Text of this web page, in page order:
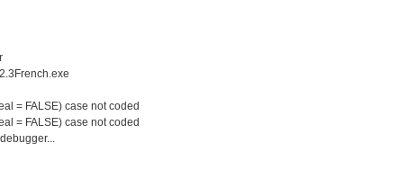
= FALSE) case not coded
= FALSE) case not coded